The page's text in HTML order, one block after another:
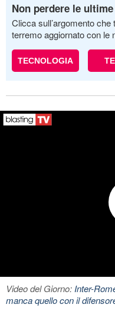
Non perdere le
Clicca sull’argomento
terremo aggiornato con le
TECNOLOGIA
Video del Giorno:Inter-
manca quello con il